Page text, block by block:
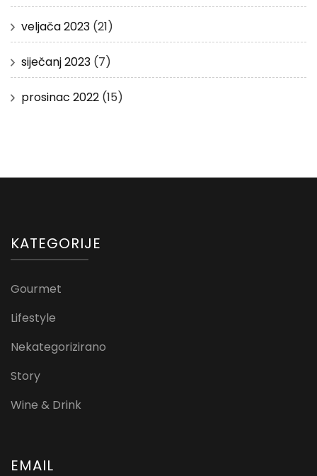
veljača 2023 (21)
siječanj 2023 (7)
prosinac 2022 (15)
KATEGORIJE
Gourmet
Lifestyle
Nekategorizirano
Story
Wine & Drink
EMAIL